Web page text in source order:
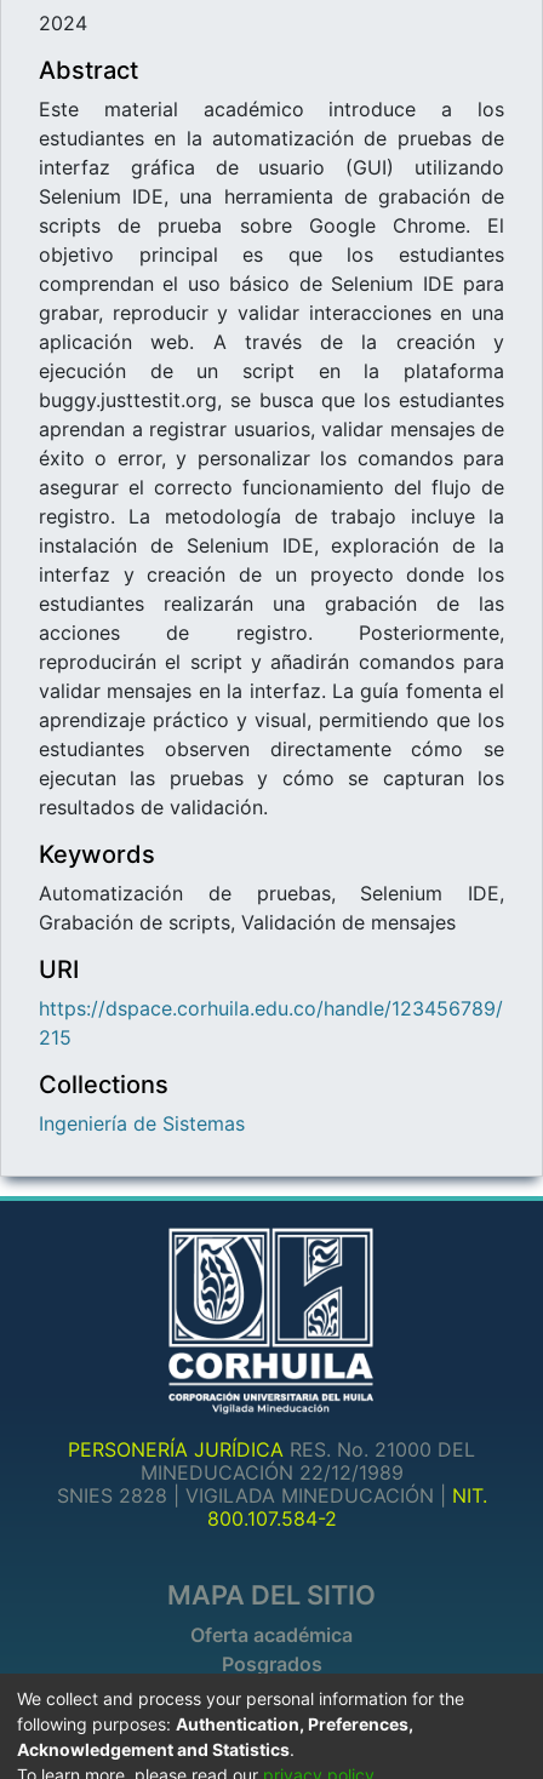
2024
Abstract
Este material académico introduce a los
estudiantes en la automatización de pruebas de
interfaz gráfica de usuario (GUI) utilizando
Selenium IDE, una herramienta de grabación de
scripts de prueba sobre Google Chrome. El
objetivo principal es que los estudiantes
comprendan el uso básico de Selenium IDE para
grabar, reproducir y validar interacciones en una
aplicación web. A través de la creación y
ejecución de un script en la plataforma
buggy.justtestit.org, se busca que los estudiantes
aprendan a registrar usuarios, validar mensajes de
éxito o error, y personalizar los comandos para
asegurar el correcto funcionamiento del flujo de
registro. La metodología de trabajo incluye la
instalación de Selenium IDE, exploración de la
interfaz y creación de un proyecto donde los
estudiantes realizarán una grabación de las
acciones de registro. Posteriormente,
reproducirán el script y añadirán comandos para
validar mensajes en la interfaz. La guía fomenta el
aprendizaje práctico y visual, permitiendo que los
estudiantes observen directamente cómo se
ejecutan las pruebas y cómo se capturan los
resultados de validación.
Keywords
Automatización de pruebas, Selenium IDE,
Grabación de scripts, Validación de mensajes
URI
https://dspace.corhuila.edu.co/handle/123456789/
215
Collections
Ingeniería de Sistemas
PERSONERÍA JURÍDICA RES. No. 21000 DEL
MINEDUCACIÓN 22/12/1989
SNIES 2828 | VIGILADA MINEDUCACIÓN | NIT.
800.107.584-2
MAPA DEL SITIO
Oferta académica
Posgrados
Investigaciones
INFORMACIÓN DE CONTACTO
We collect and process your personal information for the
following purposes: Authentication, Preferences,
Acknowledgement and Statistics.
To learn more, please read our privacy policy